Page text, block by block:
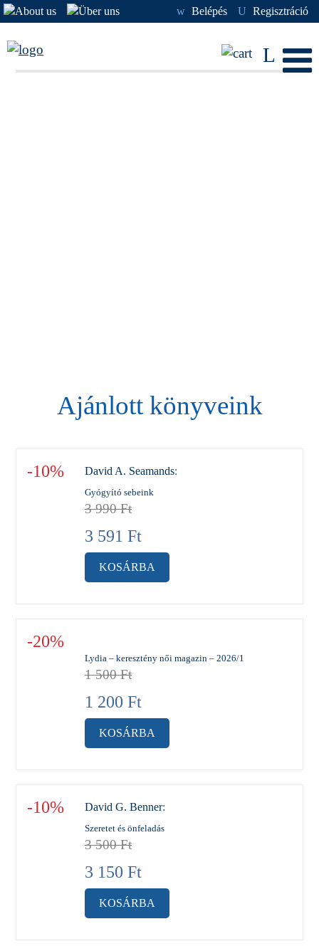
w Belépés U Regisztráció
L
Ajánlott könyveink
-10% David A. Seamands:
Gyógyító sebeink
3 990Ft
3 591 Ft
KOSÁRBA
-20%
Lydia – keresztény női magazin – 2026/1
1 500Ft
1 200 Ft
KOSÁRBA
-10% David G. Benner:
Szeretet és önfeladás
3 500Ft
3 150 Ft
KOSÁRBA